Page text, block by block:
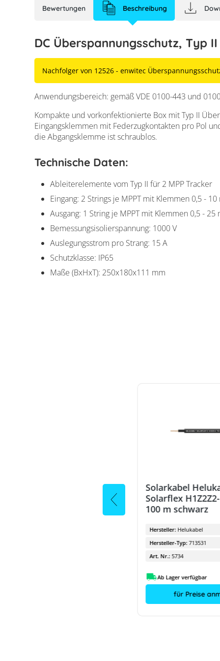
Bewertungen Beschreibung
DC Überspannungsschutz, Typ
Nachfolger von 12526 - enwitec
Anwendungsbereich: gemäß VDE 0100-443 und
Kompakte und vorkonfektionierte Box mit Typ II
Eingangsklemmen mit Federzugkontakten pro Pol
die Abgangsklemme ist schraublos.
Technische Daten:
Ableiterelemente vom Typ II für 2 MPP Tracker
Eingang: 2 Strings je MPPT mit Klemmen 0,5 -
Ausgang: 1 String je MPPT mit Klemmen 0,5 -
Bemessungsisolierspannung: 1000 V
Auslegungsstrom pro Strang: 15 A
Schutzklasse: IP65
Maße (BxHxT): 250x180x111 mm
AC ÜSS ZPS T1H-300-
Solarkabel
Solarflex
100 m schwarz
Hersteller: Helukabel
Hersteller-Typ:713531
Art. Nr.: 5734
Ab Lager verfügbar
für Preise